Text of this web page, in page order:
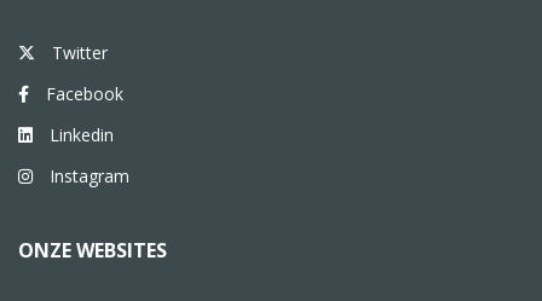
Twitter
Facebook
Linkedin
Instagram
ONZE WEBSITES